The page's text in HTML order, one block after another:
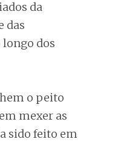
da
das
dos
o peito
mexer as
sido feito em